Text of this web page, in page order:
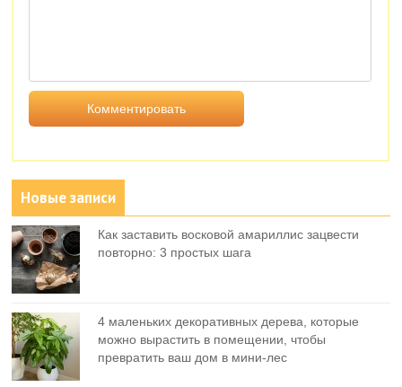
Новые записи
Как заставить восковой амариллис зацвести
повторно: 3 простых шага
4 маленьких декоративных дерева, которые
можно вырастить в помещении, чтобы
превратить ваш дом в мини-лес